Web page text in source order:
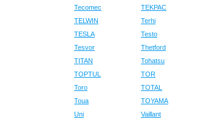
Tecomec
TEKPAC
TELWIN
Terhi
TESLA
Testo
Tesvor
Thetford
TITAN
Tohatsu
TOPTUL
TOR
Toro
TOTAL
Toua
TOYAMA
Uni
Vaillant